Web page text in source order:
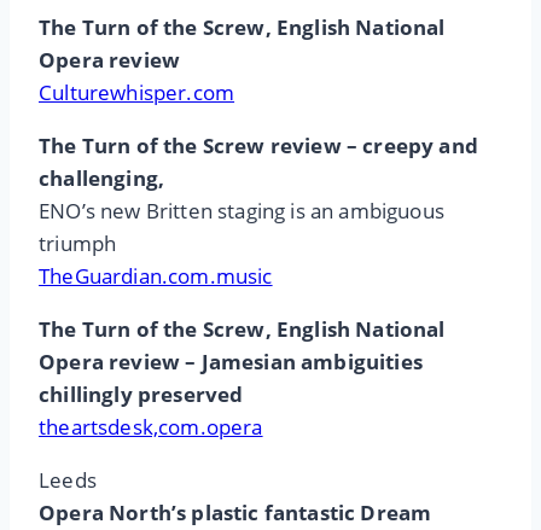
The Turn of the Screw, English National
Opera review
Culturewhisper.com
The Turn of the Screw review – creepy and
challenging,
ENO’s new Britten staging is an ambiguous
triumph
TheGuardian.com.music
The Turn of the Screw, English National
Opera review – Jamesian ambiguities
chillingly preserved
theartsdesk,com.opera
Leeds
Opera North’s plastic fantastic Dream